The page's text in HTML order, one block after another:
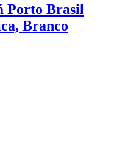
Porto Brasil
Branco